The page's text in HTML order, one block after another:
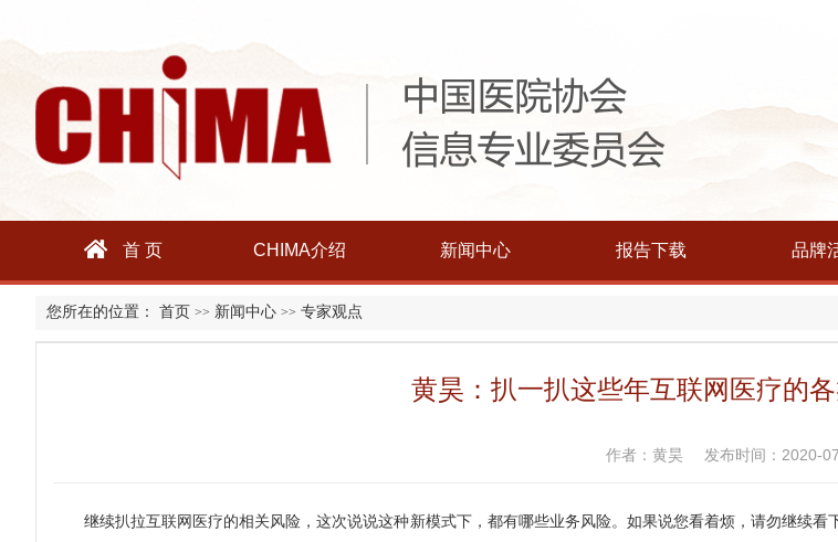
首 页 CHIMA介绍 新闻中心 报告下载 品牌
您所在的位置： 首页 >> 新闻中心 >> 专家观点
黄昊：扒一扒这些年互联网医疗的各
作者：黄昊 发布时间：2020-
继续扒拉互联网医疗的相关风险，这次说说这种新模式下，都有哪些业务风险。如果说您看着烦，请勿继续看